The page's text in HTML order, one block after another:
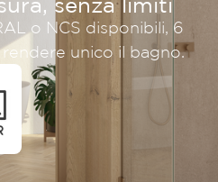
o NCS disponibili, 6
unico il bagno.